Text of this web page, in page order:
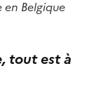
Belgique
tout est à